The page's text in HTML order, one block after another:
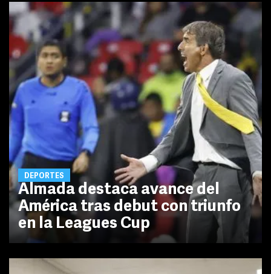
DEPORTES
Almada destaca avance del
América tras debut con triunfo
en la Leagues Cup